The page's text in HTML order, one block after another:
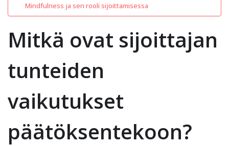
Mindfulness ja sen rooli sijoittamisessa
Mitkä ovat sijoittajan
tunteiden
vaikutukset
päätöksentekoon?